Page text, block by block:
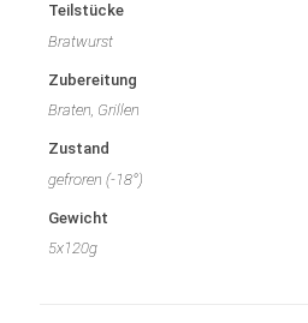
Teilstücke
Bratwurst
Zubereitung
Braten, Grillen
Zustand
gefroren (-18°)
Gewicht
5x120g